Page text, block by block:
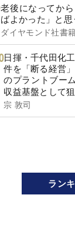
老後になってか
ばよかった」と
ダイヤモンド社書
日揮・千代田化
件を「断る経営
のプラントブー
収益基盤として
宗 敦司
ラン